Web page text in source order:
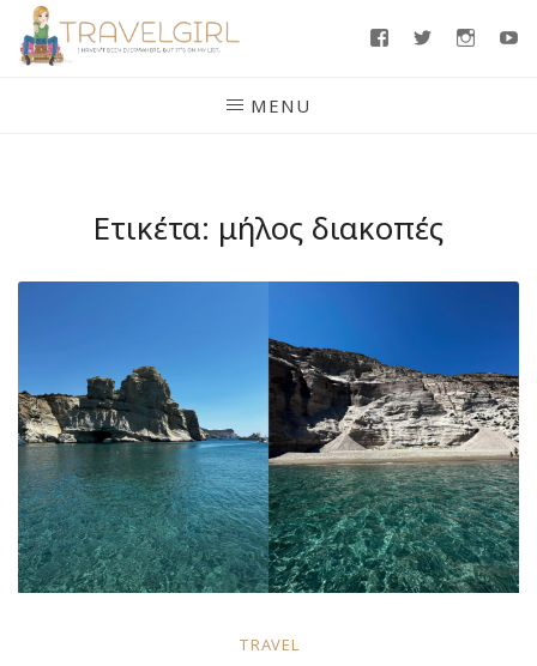
Skip
FacebookTwitter
MENU
Ετικέτα: μήλος διακοπές
TRAVEL